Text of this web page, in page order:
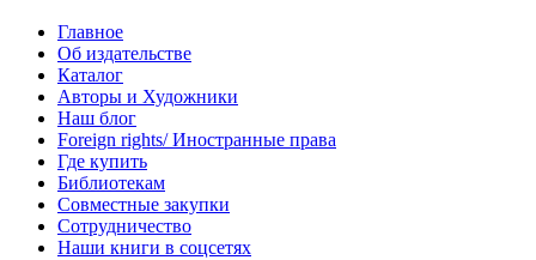
Главное
Об издательстве
Каталог
Авторы и Художники
Наш блог
Foreign rights/ Иностранные права
Где купить
Библиотекам
Совместные закупки
Сотрудничество
Наши книги в соцсетях